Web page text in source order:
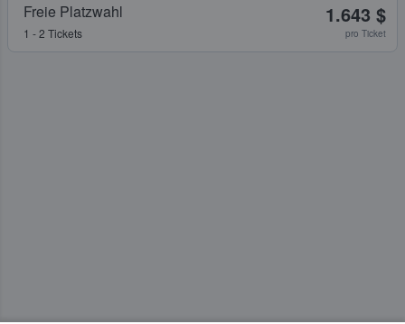
Freie Platzwahl
1 - 2 Tickets
1.643 $
pro Ticket